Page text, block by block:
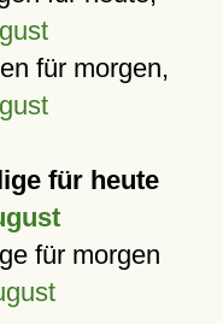
für morgen,
für heute
für morgen